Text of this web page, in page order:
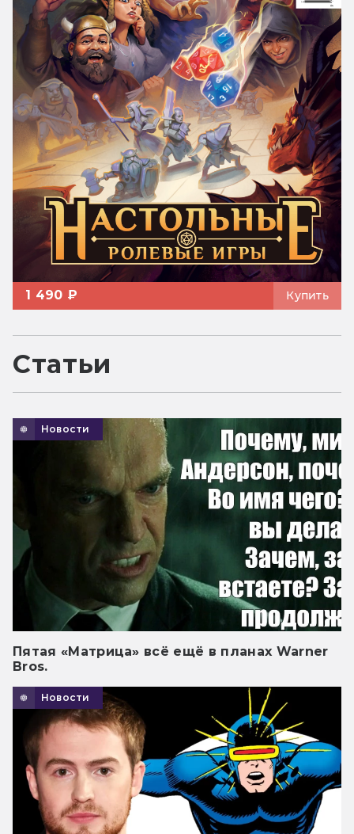
1 490 ₽ Купить
Статьи
Новости
Пятая «Матрица» всё ещё в планах Warner
Bros.
Новости